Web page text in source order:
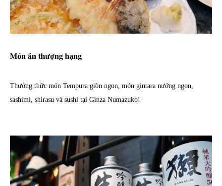
Món ăn thượng hạng
Thưởng thức món Tempura giòn ngon, món gintara nướng ngon,
sashimi, shirasu và sushi tại Ginza Numazuko!